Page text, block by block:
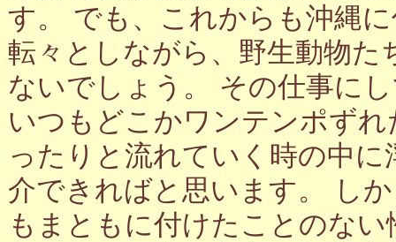
す。 でも、これからも沖縄
転々としながら、野生動物
ないでしょう。 その仕事に
いつもどこかワンテンポず
ったりと流れていく時の中
介できればと思います。 し
もまともに付けたことのな